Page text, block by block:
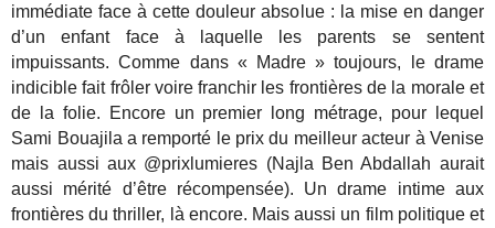
immédiate face à cette douleur absolue : la mise en danger
d’un enfant face à laquelle les parents se sentent
impuissants. Comme dans « Madre » toujours, le drame
indicible fait frôler voire franchir les frontières de la morale et
de la folie. Encore un premier long métrage, pour lequel
Sami Bouajila a remporté le prix du meilleur acteur à Venise
mais aussi aux @prixlumieres (Najla Ben Abdallah aurait
aussi mérité d’être récompensée). Un drame intime aux
frontières du thriller, là encore. Mais aussi un film politique et